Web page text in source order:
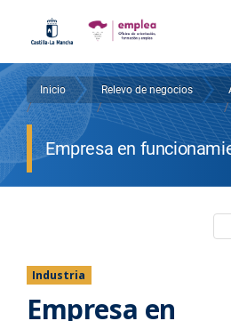
principal
Sobrescribir
enlaces
la
navegación
Inicio
/
Relevo de negocios
/ /
Empresa en
Industria
Empresa en